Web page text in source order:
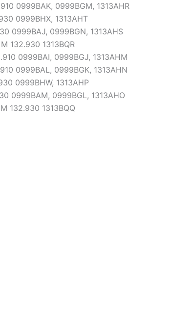
0999BAK, 0999BGM, 1313AHR
0999BHX, 1313AHT
0999BAJ, 0999BGN, 1313AHS
132.930 1313BQR
0999BAI, 0999BGJ, 1313AHM
0999BAL, 0999BGK, 1313AHN
0999BHW, 1313AHP
0999BAM, 0999BGL, 1313AHO
132.930 1313BQQ